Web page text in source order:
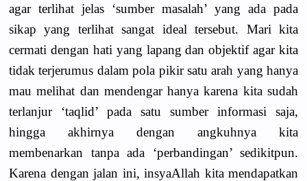
agar terlihat jelas ‘sumber masalah’ yang ada pada
sikap yang terlihat sangat ideal tersebut. Mari kita
cermati dengan hati yang lapang dan objektif agar kita
tidak terjerumus dalam pola pikir satu arah yang hanya
mau melihat dan mendengar hanya karena kita sudah
terlanjur ‘taqlid’ pada satu sumber informasi saja,
hingga akhirnya dengan angkuhnya kita
membenarkan tanpa ada ‘perbandingan’ sedikitpun.
Karena dengan jalan ini, insyaAllah kita mendapatkan